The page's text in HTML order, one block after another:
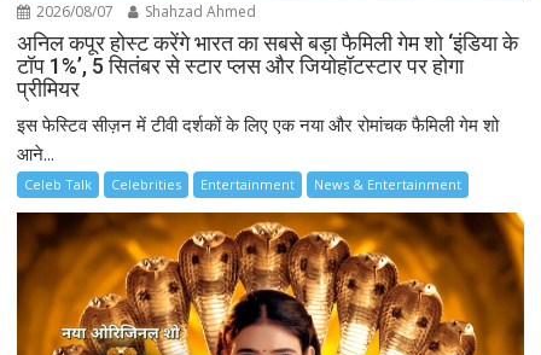
2026/08/07 Shahzad Ahmed
अनिल कपूर होस्ट करेंगे भारत का सबसे बड़ा फैमिली गेम शो ‘इंडिया के
टॉप 1%’, 5 सितंबर से स्टार प्लस और जियोहॉटस्टार पर होगा
प्रीमियर
इस फेस्टिव सीज़न में टीवी दर्शकों के लिए एक नया और रोमांचक फैमिली गेम शो
आने...
Celeb Talk Celebrities Entertainment News & Entertainment